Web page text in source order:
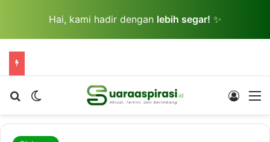
Hai, kami hadir dengan lebih segar! ✨
Cari berita...Switch skin Log In